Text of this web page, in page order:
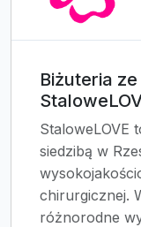
Biżuteria
StaloweLOVE
siedzibą w
chirurgicznej.
różnorodne